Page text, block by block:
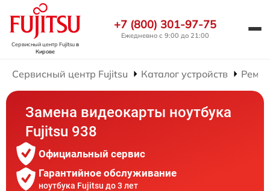
Сервисный центр Fujitsuв
Кирове
+7 (800) 301-97-75
Ежедневно с 9:00 до 21:00
Сервисный центр Fujitsu Каталог устройств
Замена видеокарты ноутбука
Fujitsu 938
Официальный сервис
Гарантийное обслуживание
ноутбука Fujitsu до 3 лет